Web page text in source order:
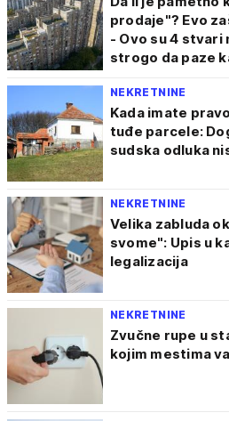
prodaje"? Evo
- Ovo su 4 stvari
strogo da paze
NEKRETNINE
Kada imate
tuđe parcele:
sudska odluka
NEKRETNINE
Velika zabluda
svome": Upis u
legalizacija
NEKRETNINE
Zvučne rupe u
kojim mestima